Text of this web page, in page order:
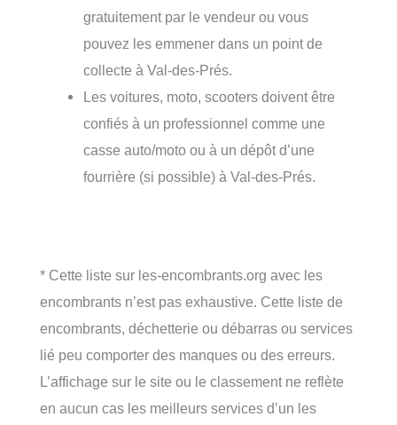
gratuitement par le vendeur ou vous
pouvez les emmener dans un point de
collecte à Val-des-Prés.
Les voitures, moto, scooters doivent être
confiés à un professionnel comme une
casse auto/moto ou à un dépôt d’une
fourrière (si possible) à Val-des-Prés.
* Cette liste sur les-encombrants.org avec les
encombrants n’est pas exhaustive. Cette liste de
encombrants, déchetterie ou débarras ou services
lié peu comporter des manques ou des erreurs.
L’affichage sur le site ou le classement ne reflète
en aucun cas les meilleurs services d’un les